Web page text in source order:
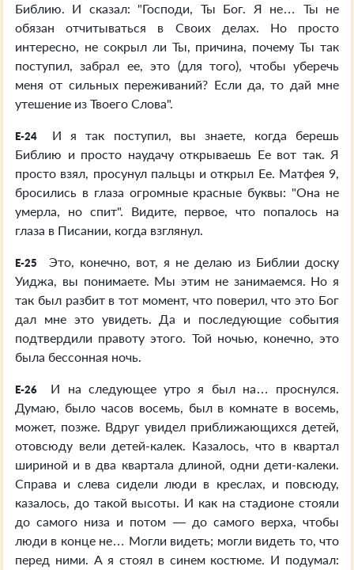
Библию. И сказал: "Господи, Ты Бог. Я не… Ты не
обязан отчитываться в Своих делах. Но просто
интересно, не сокрыл ли Ты, причина, почему Ты так
поступил, забрал ее, это (для того), чтобы уберечь
меня от сильных переживаний? Если да, то дай мне
утешение из Твоего Слова".
E-24
И я так поступил, вы знаете, когда берешь
Библию и просто наудачу открываешь Ее вот так. Я
просто взял, просунул пальцы и открыл Ее. Матфея 9,
бросились в глаза огромные красные буквы: "Она не
умерла, но спит". Видите, первое, что попалось на
глаза в Писании, когда взглянул.
E-25
Это, конечно, вот, я не делаю из Библии доску
Уиджа, вы понимаете. Мы этим не занимаемся. Но я
так был разбит в тот момент, что поверил, что это Бог
дал мне это увидеть. Да и последующие события
подтвердили правоту этого. Той ночью, конечно, это
была бессонная ночь.
E-26
И на следующее утро я был на… проснулся.
Думаю, было часов восемь, был в комнате в восемь,
может, позже. Вдруг увидел приближающихся детей,
отовсюду вели детей-калек. Казалось, что в квартал
шириной и в два квартала длиной, одни дети-калеки.
Справа и слева сидели люди в креслах, и повсюду,
казалось, до такой высоты. И как на стадионе стояли
до самого низа и потом — до самого верха, чтобы
люди в конце не… Могли видеть; могли видеть то, что
перед ними. А я стоял в синем костюме. И подумал: